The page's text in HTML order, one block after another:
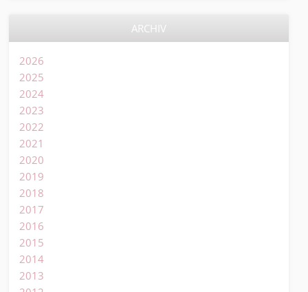
ARCHIV
2026
2025
2024
2023
2022
2021
2020
2019
2018
2017
2016
2015
2014
2013